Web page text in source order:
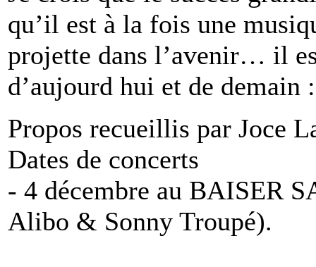
qu’il est à la fois une
projette dans l’avenir… il
d’aujourd hui et de
Propos recueillis par Joce
Dates de concerts
- 4 décembre au BAISER
Alibo & Sonny Troupé).